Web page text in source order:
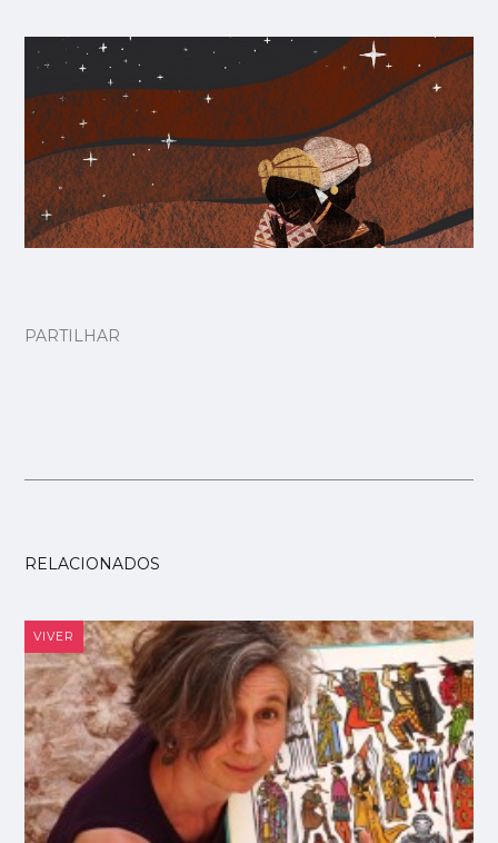
PARTILHAR
RELACIONADOS
VIVER